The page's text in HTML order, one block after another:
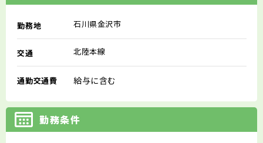
勤務地 石川県金沢市
交通 北陸本線
通勤交通費 給与に含む
勤務条件